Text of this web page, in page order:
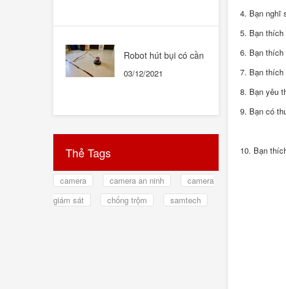
Robot hút bụi có cần
03/12/2021
Thẻ Tags
camera camera an ninh
camera
giám sát
chống trộm samtech
4. Bạn nghĩ
5. Bạn thích
6. Bạn thích
7. Bạn thích
8. Bạn yêu
9. Bạn có
10. Bạn